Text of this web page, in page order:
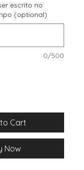
escrito no
(optional)
0/500
Cart
Now